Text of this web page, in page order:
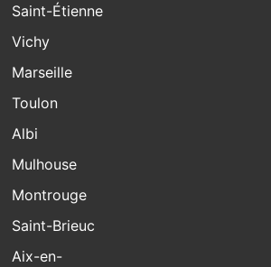
Saint-Étienne
Vichy
Marseille
Toulon
Albi
Mulhouse
Montrouge
Saint-Brieuc
Aix-en-